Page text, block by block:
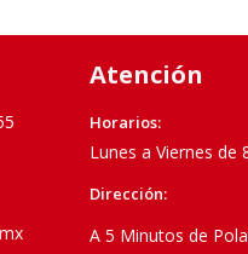
Atención
Horarios:
Lunes a Viernes de
Dirección:
A 5 Minutos de